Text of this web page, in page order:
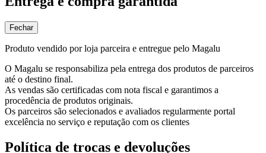
Fechar
Produto vendido por loja parceira e entregue pelo Magalu
O Magalu se responsabiliza pela entrega dos produtos de parceiros
até o destino final.
As vendas são certificadas com nota fiscal e garantimos a
procedência de produtos originais.
Os parceiros são selecionados e avaliados regularmente portal
excelência no serviço e reputação com os clientes
Política de trocas e devoluções